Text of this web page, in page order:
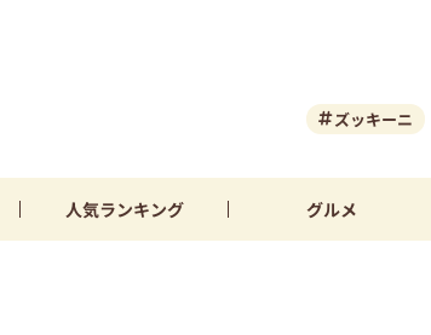
ズッキーニ
人気ランキング グルメ